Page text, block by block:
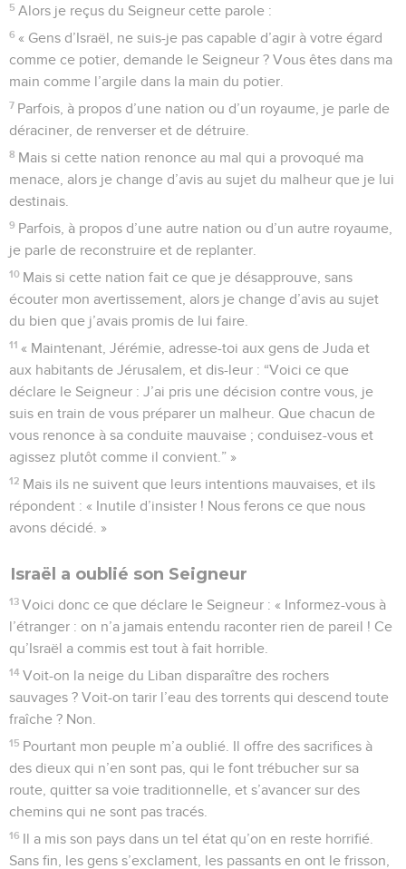
5 Alors je reçus du Seigneur cette parole :
6 « Gens d’Israël, ne suis-je pas capable d’agir à votre égard
comme ce potier, demande le Seigneur ? Vous êtes dans ma
main comme l’argile dans la main du potier.
7 Parfois, à propos d’une nation ou d’un royaume, je parle de
déraciner, de renverser et de détruire.
8 Mais si cette nation renonce au mal qui a provoqué ma
menace, alors je change d’avis au sujet du malheur que je lui
destinais.
9 Parfois, à propos d’une autre nation ou d’un autre royaume,
je parle de reconstruire et de replanter.
10 Mais si cette nation fait ce que je désapprouve, sans
écouter mon avertissement, alors je change d’avis au sujet
du bien que j’avais promis de lui faire.
11 « Maintenant, Jérémie, adresse-toi aux gens de Juda et
aux habitants de Jérusalem, et dis-leur : “Voici ce que
déclare le Seigneur : J’ai pris une décision contre vous, je
suis en train de vous préparer un malheur. Que chacun de
vous renonce à sa conduite mauvaise ; conduisez-vous et
agissez plutôt comme il convient.” »
12 Mais ils ne suivent que leurs intentions mauvaises, et ils
répondent : « Inutile d’insister ! Nous ferons ce que nous
avons décidé. »
Israël a oublié son Seigneur
13 Voici donc ce que déclare le Seigneur : « Informez-vous à
l’étranger : on n’a jamais entendu raconter rien de pareil ! Ce
qu’Israël a commis est tout à fait horrible.
14 Voit-on la neige du Liban disparaître des rochers
sauvages ? Voit-on tarir l’eau des torrents qui descend toute
fraîche ? Non.
15 Pourtant mon peuple m’a oublié. Il offre des sacrifices à
des dieux qui n’en sont pas, qui le font trébucher sur sa
route, quitter sa voie traditionnelle, et s’avancer sur des
chemins qui ne sont pas tracés.
16 Il a mis son pays dans un tel état qu’on en reste horrifié.
Sans fin, les gens s’exclament, les passants en ont le frisson,